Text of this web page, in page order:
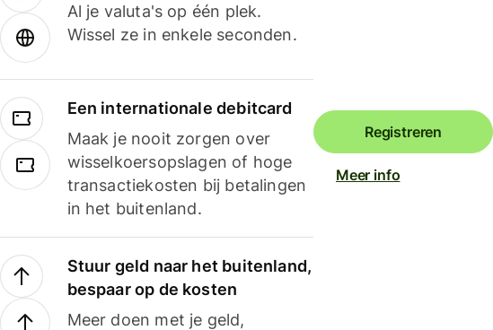
Al je valuta's op één plek.
Wissel ze in enkele seconden.
Een internationale debitcard
Maak je nooit zorgen over
wisselkoersopslagen of hoge
transactiekosten bij betalingen
in het buitenland.
Stuur geld naar het buitenland,
bespaar op de kosten
Meer doen met je geld,
Registreren
Meer info